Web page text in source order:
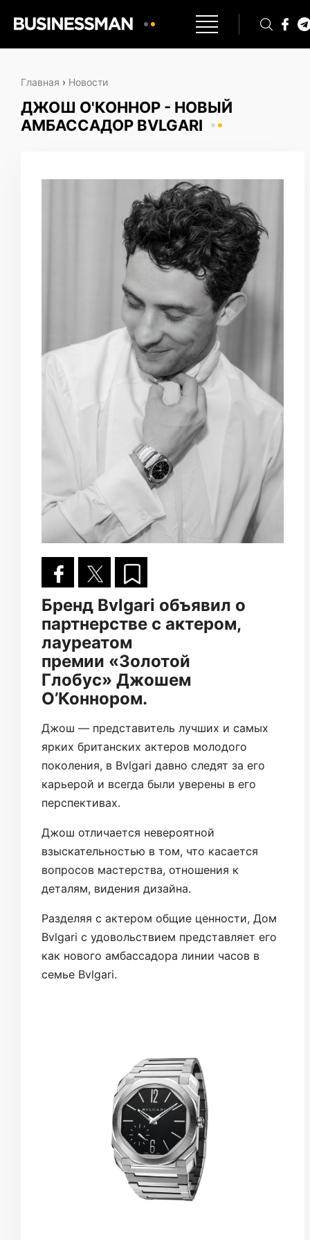
Главная › Новости
ДЖОШ О'КОННОР - НОВЫЙ
АМБАССАДОР BVLGARI
Бренд Bvlgari объявил о
партнерстве с актером,
лауреатом
премии «Золотой
Глобус» Джошем
О’Коннором.
Джош — представитель лучших и самых
ярких британских актеров молодого
поколения, в Bvlgari давно следят за его
карьерой и всегда были уверены в его
перспективах.
Джош отличается невероятной
взыскательностью в том, что касается
вопросов мастерства, отношения к
деталям, видения дизайна.
Разделяя с актером общие ценности, Дом
Bvlgari с удовольствием представляет его
как нового амбассадора линии часов в
семье Bvlgari.